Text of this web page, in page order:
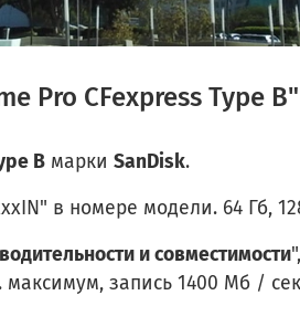
Pro CFexpress Type
B марки SanDisk.
в номере модели. 64 Гб, 128
и совместимости
запись 1400 Мб /